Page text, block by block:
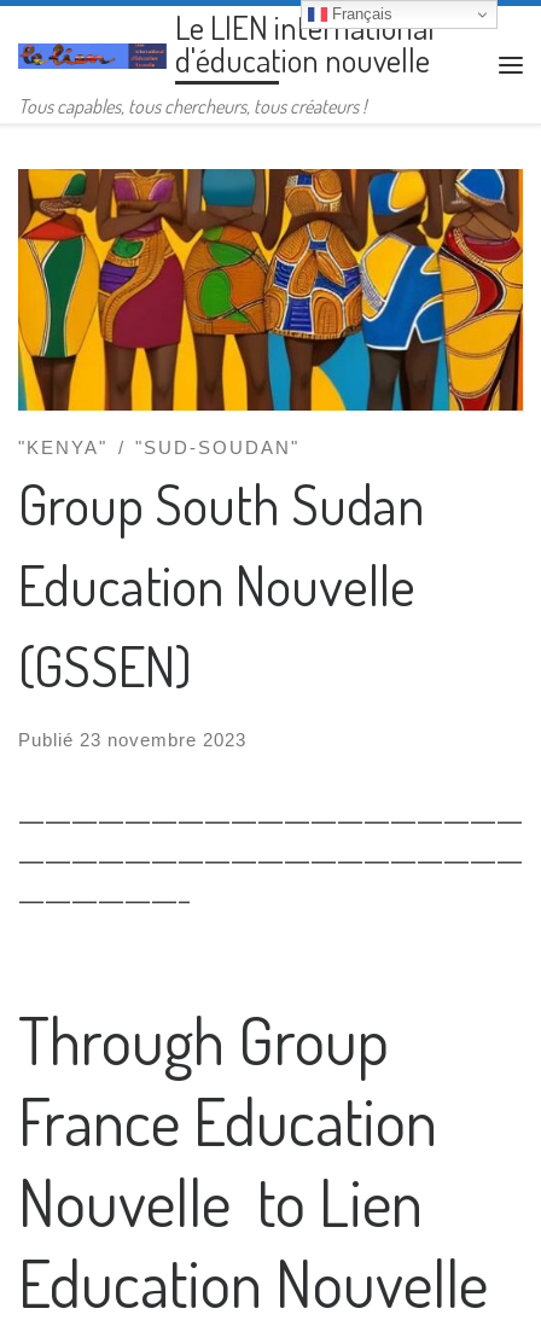
Passer au contenuLe LIEN international
d'éducation nouvelle
Tous capables, tous chercheurs, tous créateurs !
"KENYA" "SUD-SOUDAN"
Group South Sudan
Education Nouvelle
(GSSEN)
Publié 23 novembre 2023
———————————————————
———————————————————
——————–
Through Group
France Education
Nouvelle to Lien
Education Nouvelle
Français